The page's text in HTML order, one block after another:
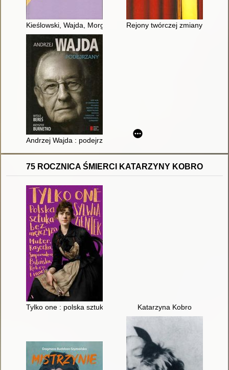
Kieślowski, Wajda, Morgenstern Na Nowo w plakatach
Rejony twórczej zmiany :
Andrzej Wajda : podejrzany
75 ROCZNICA ŚMIERCI KATARZYNY KOBRO
Tylko one : polska sztuka bez mężczyzn : Muter, Rajecka,
Katarzyna Kobro